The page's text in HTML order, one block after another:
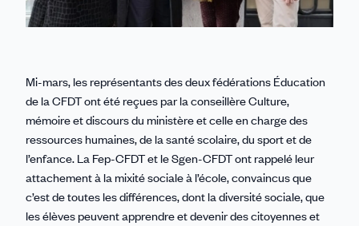
Mi-mars, les représentants des deux fédérations Éducation
de la CFDT ont été reçues par la conseillère Culture,
mémoire et discours du ministère et celle en charge des
ressources humaines, de la santé scolaire, du sport et de
l’enfance. La Fep-CFDT et le Sgen-CFDT ont rappelé leur
attachement à la mixité sociale à l’école, convaincus que
c’est de toutes les différences, dont la diversité sociale, que
les élèves peuvent apprendre et devenir des citoyennes et